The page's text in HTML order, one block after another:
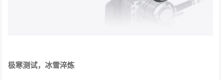
极寒测试，冰雪淬炼